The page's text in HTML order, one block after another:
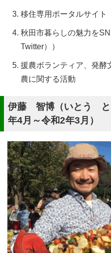
移住専用ポータルサイト
秋田市暮らしの魅力を
Twitter））
援農ボランティア、発酵
農に関する活動
伊藤 智博（いとう と
年4月～令和2年3月）